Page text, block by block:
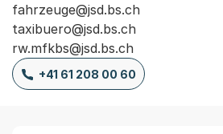
fahrzeuge@jsd.bs.ch
taxibuero@jsd.bs.ch
rw.mfkbs@jsd.bs.ch
+41 61 208 00 60